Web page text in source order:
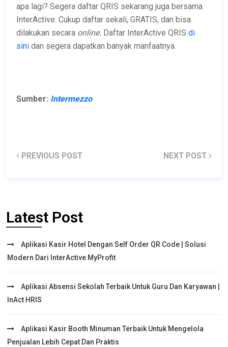
apa lagi? Segera daftar QRIS sekarang juga bersama
InterActive. Cukup daftar sekali, GRATIS, dan bisa
dilakukan secara online. Daftar InterActive QRIS di
sini dan segera dapatkan banyak manfaatnya.
Sumber: Intermezzo
PREVIOUS POST NEXT POST
Latest Post
Aplikasi Kasir Hotel Dengan Self Order QR Code | Solusi
Modern Dari InterActive MyProfit
Aplikasi Absensi Sekolah Terbaik Untuk Guru Dan Karyawan |
InAct HRIS
Aplikasi Kasir Booth Minuman Terbaik Untuk Mengelola
Penjualan Lebih Cepat Dan Praktis